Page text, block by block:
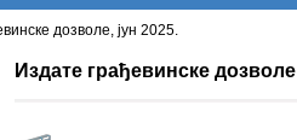
дозволе, јун 2025.
Издате грађевинске